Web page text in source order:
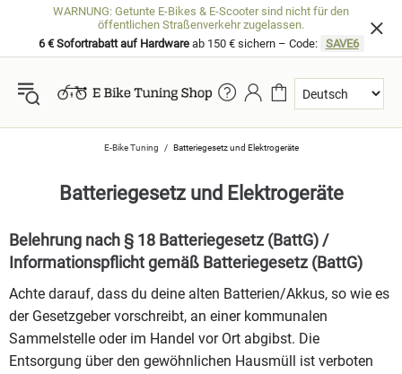
WARNUNG: Getunte E-Bikes & E-Scooter sind nicht für den
öffentlichen Straßenverkehr zugelassen.
6 € Sofortrabatt auf Hardwareab 150 € sichern – Code: SAVE6
E-Bike Tuning Batteriegesetz und Elektrogeräte
Batteriegesetz und Elektrogeräte
Belehrung nach § 18 Batteriegesetz (BattG) /
Informationspflicht gemäß Batteriegesetz (BattG)
Achte darauf, dass du deine alten Batterien/Akkus, so wie es
der Gesetzgeber vorschreibt, an einer kommunalen
Sammelstelle oder im Handel vor Ort abgibst. Die
Entsorgung über den gewöhnlichen Hausmüll ist verboten